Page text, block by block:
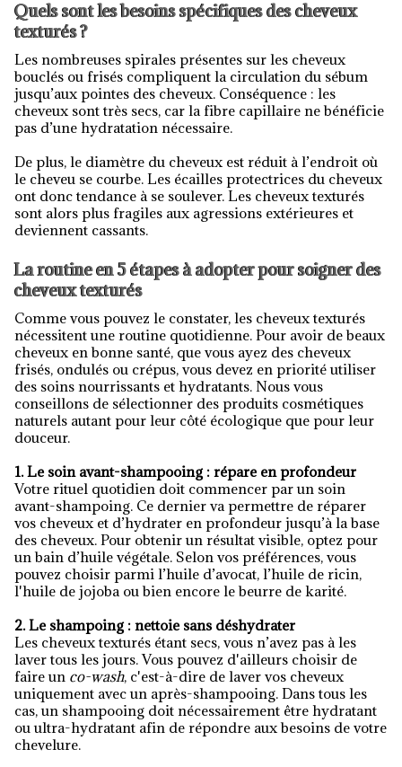
Quels sont les besoins spécifiques des cheveux
texturés ?
Les nombreuses spirales présentes sur les cheveux
bouclés ou frisés compliquent la circulation du sébum
jusqu’aux pointes des cheveux. Conséquence : les
cheveux sont très secs, car la fibre capillaire ne bénéficie
pas d’une hydratation nécessaire.
De plus, le diamètre du cheveux est réduit à l’endroit où
le cheveu se courbe. Les écailles protectrices du cheveux
ont donc tendance à se soulever. Les cheveux texturés
sont alors plus fragiles aux agressions extérieures et
deviennent cassants.
La routine en 5 étapes à adopter pour soigner des
cheveux texturés
Comme vous pouvez le constater, les cheveux texturés
nécessitent une routine quotidienne. Pour avoir de beaux
cheveux en bonne santé, que vous ayez des cheveux
frisés, ondulés ou crépus, vous devez en priorité utiliser
des soins nourrissants et hydratants. Nous vous
conseillons de sélectionner des produits cosmétiques
naturels autant pour leur côté écologique que pour leur
douceur.
1. Le soin avant-shampooing : répare en profondeur
Votre rituel quotidien doit commencer par un soin
avant-shampoing. Ce dernier va permettre de réparer
vos cheveux et d’hydrater en profondeur jusqu’à la base
des cheveux. Pour obtenir un résultat visible, optez pour
un bain d’huile végétale. Selon vos préférences, vous
pouvez choisir parmi l’huile d’avocat, l’huile de ricin,
l'huile de jojoba ou bien encore le beurre de karité.
2. Le shampoing : nettoie sans déshydrater
Les cheveux texturés étant secs, vous n’avez pas à les
laver tous les jours. Vous pouvez d'ailleurs choisir de
faire un co-wash, c'est-à-dire de laver vos cheveux
uniquement avec un après-shampooing. Dans tous les
cas, un shampooing doit nécessairement être hydratant
ou ultra-hydratant afin de répondre aux besoins de votre
chevelure.